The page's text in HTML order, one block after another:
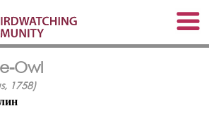
Owl
1758)